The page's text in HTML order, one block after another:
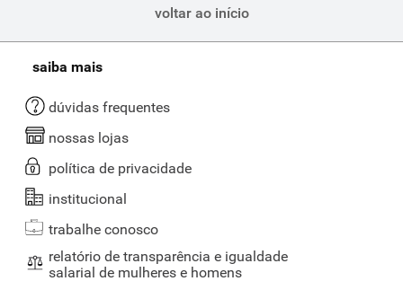
voltar ao início
saiba mais
dúvidas frequentes
nossas lojas
política de privacidade
institucional
trabalhe conosco
relatório de transparência e igualdade
salarial de mulheres e homens